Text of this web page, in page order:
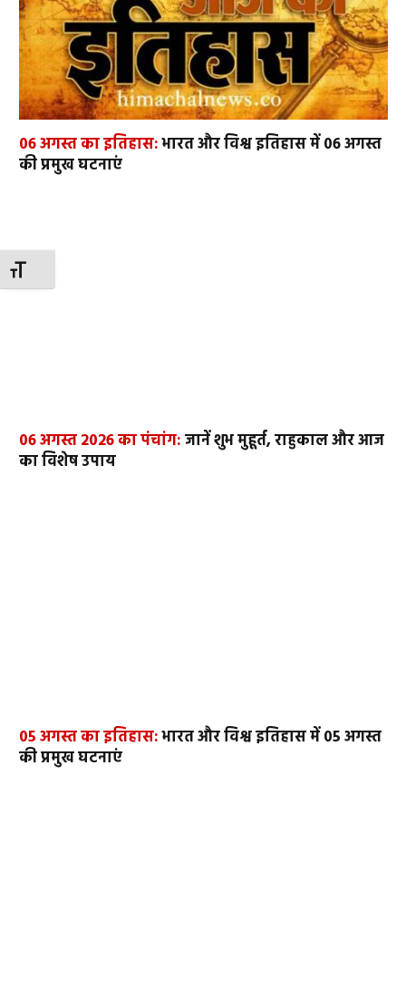
TOGGLE FONT SIZE
06 अगस्त का इतिहास:भारत और विश्व इतिहास में 06 अगस्त
की प्रमुख घटनाएं
06 अगस्त 2026 का पंचांग:जानें शुभ मुहूर्त, राहुकाल और आज
का विशेष उपाय
05 अगस्त का इतिहास:भारत और विश्व इतिहास में 05 अगस्त
की प्रमुख घटनाएं